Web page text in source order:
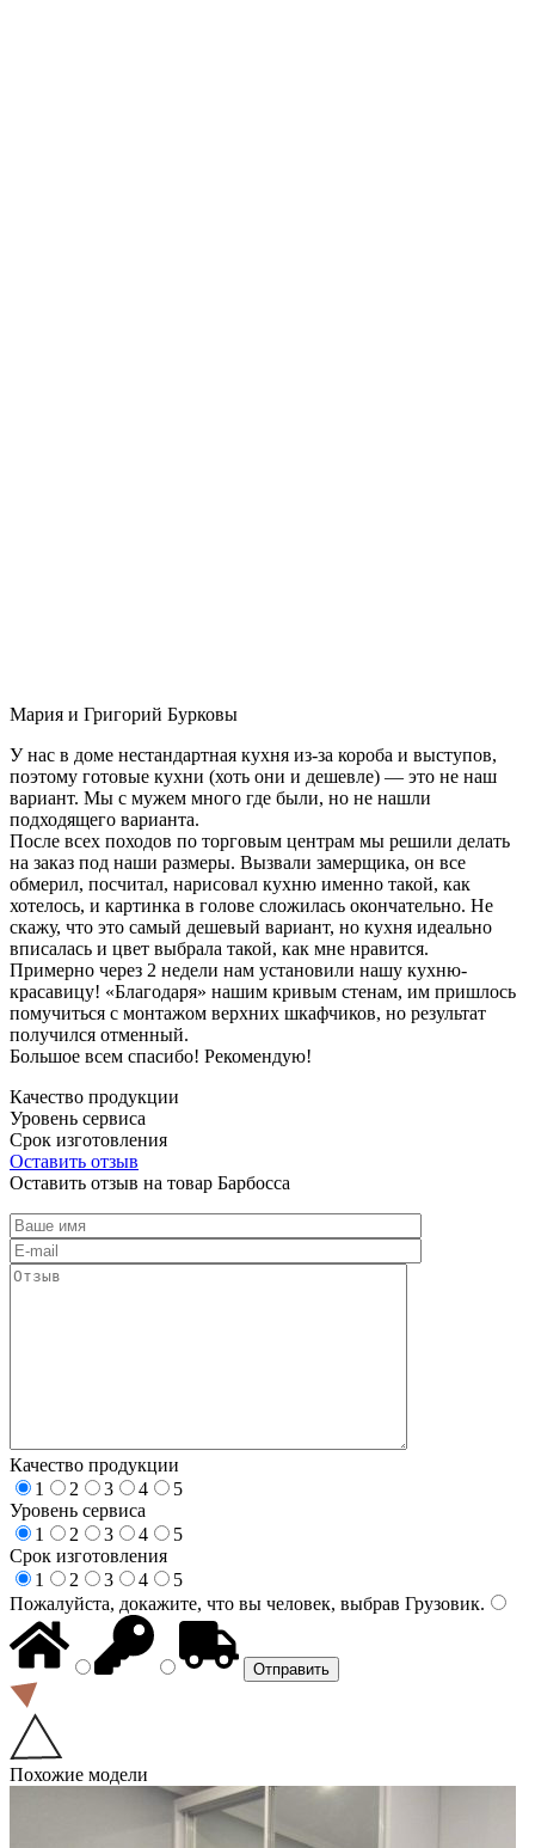
Мария и Григорий Бурковы
У нас в доме нестандартная кухня из-за короба и выступов,
поэтому готовые кухни (хоть они и дешевле) — это не наш
вариант. Мы с мужем много где были, но не нашли
подходящего варианта.
После всех походов по торговым центрам мы решили делать
на заказ под наши размеры. Вызвали замерщика, он все
обмерил, посчитал, нарисовал кухню именно такой, как
хотелось, и картинка в голове сложилась окончательно. Не
скажу, что это самый дешевый вариант, но кухня идеально
вписалась и цвет выбрала такой, как мне нравится.
Примерно через 2 недели нам установили нашу кухню-
красавицу! «Благодаря» нашим кривым стенам, им пришлось
помучиться с монтажом верхних шкафчиков, но результат
получился отменный.
Большое всем спасибо! Рекомендую!
Качество продукции
Уровень сервиса
Срок изготовления
Оставить отзыв
Оставить отзыв на товар Барбосса
Качество продукции
1
2 3 4
5
Уровень сервиса
1
2 3 4
5
Срок изготовления
1
2 3 4
5
Пожалуйста, докажите, что вы человек, выбрав Грузовик.
Похожие модели